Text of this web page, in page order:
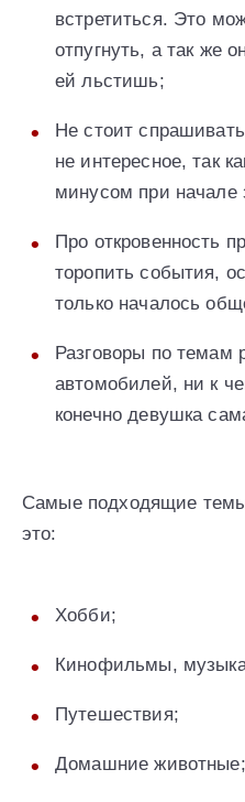
встретиться. Это
отпугнуть, а так же
ей льстишь;
Не стоит
не интересное, так
минусом при начале
Про откровенность
торопить события,
только началось
Разговоры по темам
автомобилей, ни к
конечно девушка
Самые подходящие
это:
Хобби;
Кинофильмы,
Путешествия;
Домашние животные;